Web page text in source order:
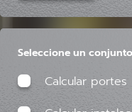
Seleccione un
Calcular portes